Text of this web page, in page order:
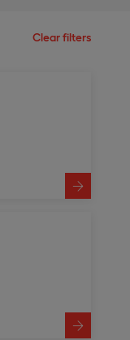
Clear filters